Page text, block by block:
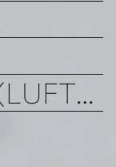
TREMORI D’ARIA (LUFTBEBEN)